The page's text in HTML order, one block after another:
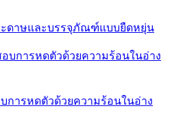
ะดาษและบรรจุภัณฑ์แบบยืดหยุ่น